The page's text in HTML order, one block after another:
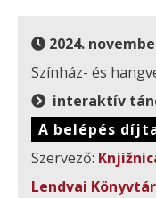
2024.
Színház- és
interaktív
A belépés
Szervező:
Lendvai